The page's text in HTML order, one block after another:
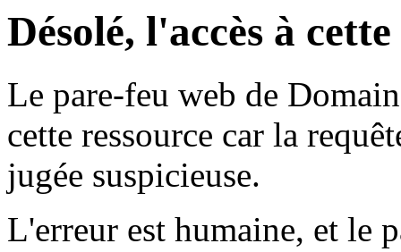
Désolé, l'accès à
Le pare-feu web de
cette ressource car la
jugée suspicieuse.
L'erreur est humaine, et le